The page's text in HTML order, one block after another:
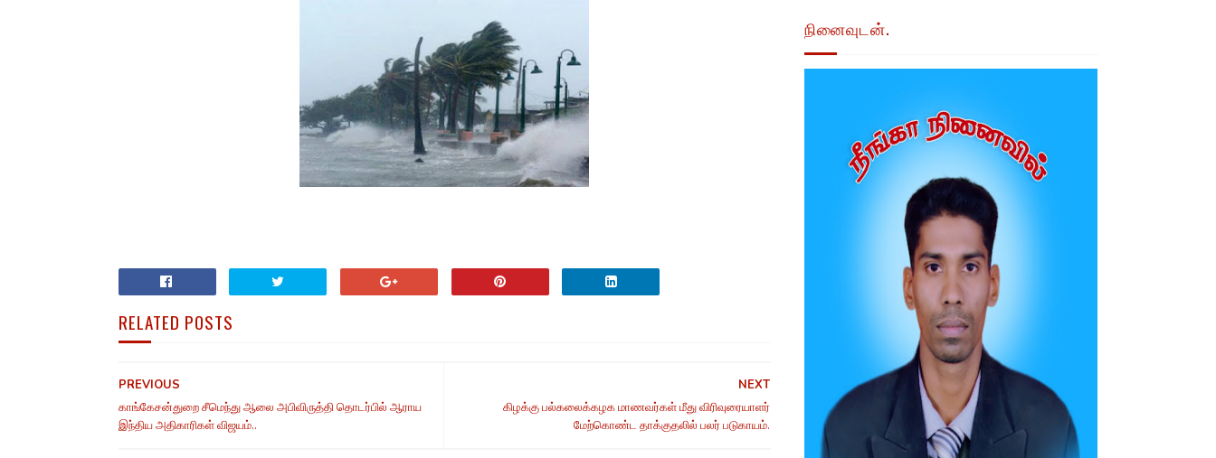
RELATED POSTS
NEXT
கிழக்கு பல்கலைக்கழக மாணவர்கள் மீது விரிவுரையாளர்
மேற்கொண்ட தாக்குதலில் பலர் படுகாயம்.
PREVIOUS
காங்கேசன்துறை சீமெந்து ஆலை அபிவிருத்தி தொடர்பில் ஆராய
இந்திய அதிகாரிகள் விஜயம்..
நினைவுடன்.